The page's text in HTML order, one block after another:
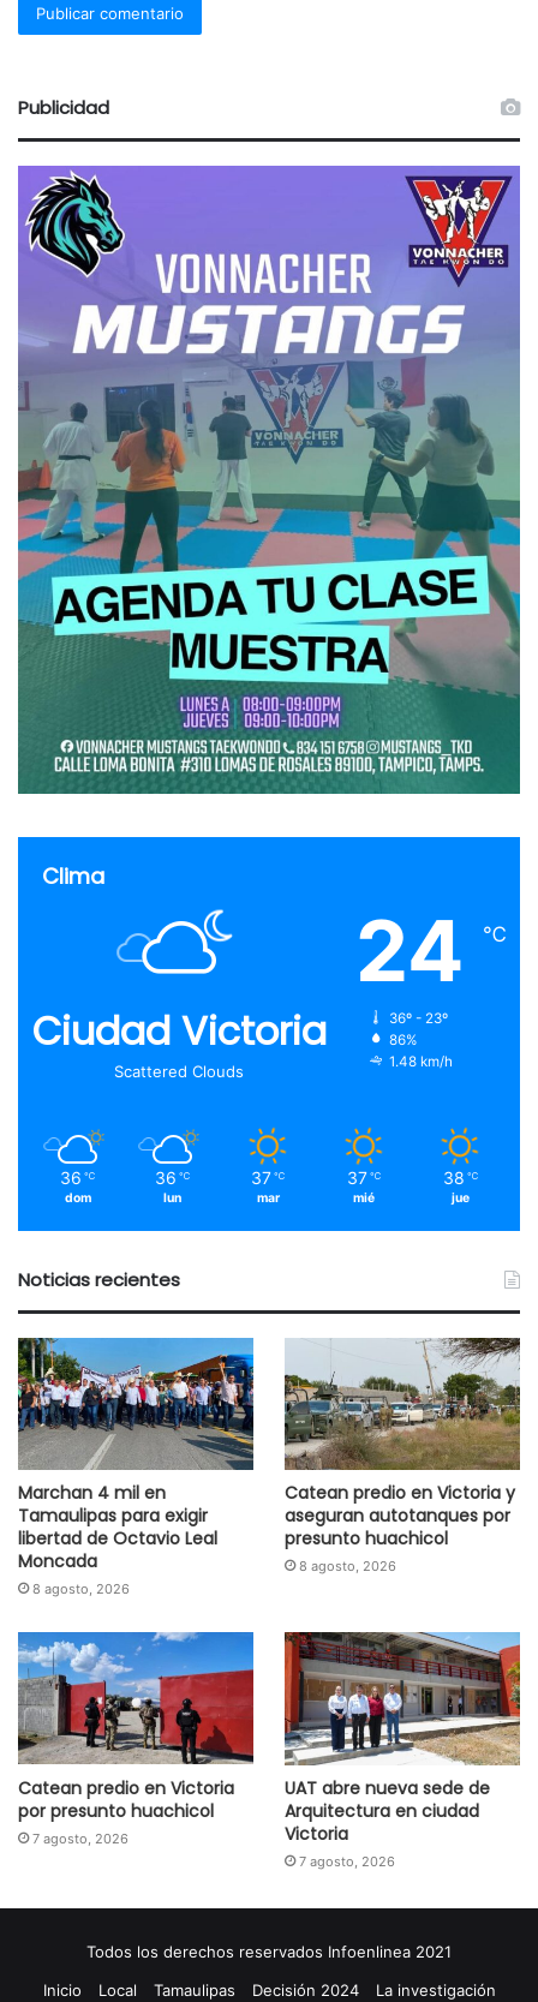
Publicidad
Clima
Ciudad Victoria
Scattered Clouds
24 ℃
36º - 23º
86%
1.48 km/h
36 ℃
dom
36 ℃
lun
37 ℃
mar
37 ℃
mié
38 ℃
jue
Noticias recientes
Marchan 4 mil en
Tamaulipas para exigir
libertad de Octavio Leal
Moncada
8 agosto, 2026
Catean predio en Victoria y
aseguran autotanques por
presunto huachicol
8 agosto, 2026
Catean predio en Victoria
por presunto huachicol
7 agosto, 2026
UAT abre nueva sede de
Arquitectura en ciudad
Victoria
7 agosto, 2026
Todos los derechos reservados Infoenlinea 2021
Inicio
Local Tamaulipas Decisión 2024 La investigación